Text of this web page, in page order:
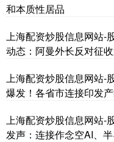
和本质性居品
上海配资炒股信息网站-
动态：阿曼外长反对征
上海配资炒股信息网站-
爆发！各省市连接印发
上海配资炒股信息网站-
发声：连接作念空AI、